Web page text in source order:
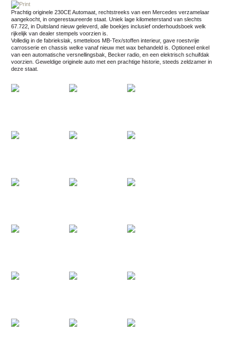
Prachtig originele 230CE Automaat, rechtstreeks van een Mercedes verzamelaar
aangekocht, in ongerestaureerde staat. Uniek lage kilometerstand van slechts
67.722, in Duitsland nieuw geleverd, alle boekjes inclusief onderhoudsboek welk
rijkelijk van dealer stempels voorzien is.
Volledig in de fabriekslak, smetteloos MB-Tex/stoffen interieur, gave roestvrije
carrosserie en chassis welke vanaf nieuw met wax behandeld is. Optioneel enkel
van een automatische versnellingsbak, Becker radio, en een elektrisch schuifdak
voorzien. Geweldige originele auto met een prachtige historie, steeds zeldzamer in
deze staat.